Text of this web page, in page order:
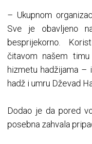
– Ukupnom
Sve je obavljeno
besprijekorno.
čitavom našem
hizmetu hadžijama –
hadž i umru Dževad
Dodao je da pored
posebna zahvala